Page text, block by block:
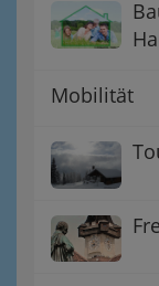
Mobilität